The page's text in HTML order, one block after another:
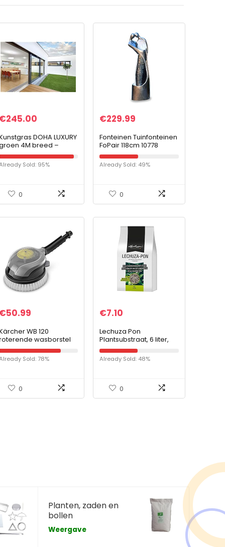
€245.00
DOHA LUXURY
4M breed –
hoog – lengte te
(4M x 5M)
Sold: 95%
0
€229.99
Fonteinen Tuinfonteinen
FoPair 118cm 10778
Already Sold: 49%
0
€50.99
WB 120
wasborstel
voor alle
K2 –
Sold: 78%
0
€7.10
Lechuza Pon
Plantsubstraat, 6 liter,
neutraal
Already Sold: 48%
0
Planten, zaden en
bollen
Weergave